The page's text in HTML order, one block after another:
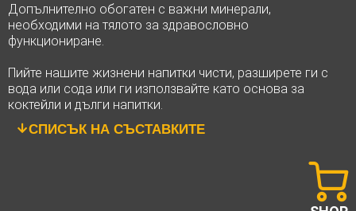
Допълнително обогатен с важни минерали,
необходими на тялото за здравословно
функциониране.
Пийте нашите жизнени напитки чисти, разширете ги с
вода или сода или ги използвайте като основа за
коктейли и дълги напитки.
СПИСЪК НА СЪСТАВКИТЕ